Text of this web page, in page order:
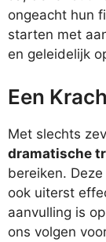
ongeacht hun
starten met
en geleidelijk
Een
Met slechts
dramatische
bereiken.
ook uiterst
aanvulling is
ons volgen